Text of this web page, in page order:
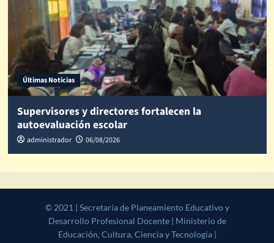
Últimas Noticias
Supervisores y directores fortalecen la
autoevaluación escolar
administrador 06/08/2026
© 2021 | Secretaría de Planeamiento Educativo y Desarrollo
Profesional Docente | Ministerio de Educación, Cultura, Ciencia y
Tecnología | Gobierno de la Provincia de Salta|CoverNews